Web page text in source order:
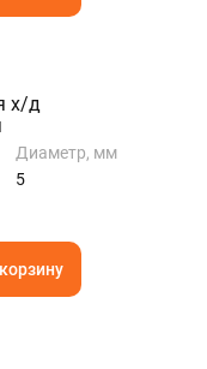
х/д
Диаметр, мм
5